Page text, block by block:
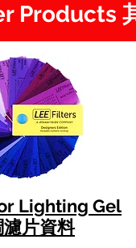
Products
Lighting Gel
片資料